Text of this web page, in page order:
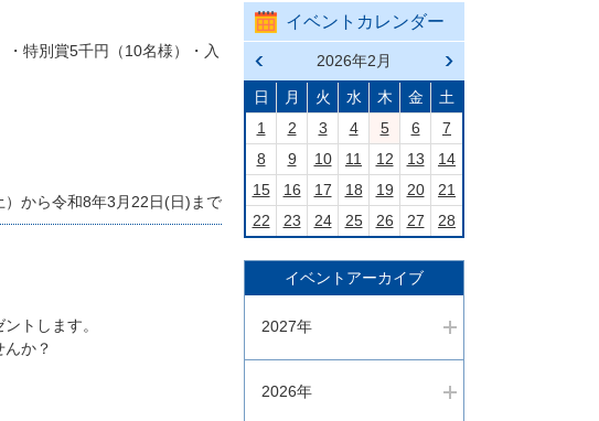
特別賞5千円（10名様）・入
から令和8年3月22日(日)まで
トします。
か？
イベントカレンダー
前の
月へ
戻る
2026年2月
次の
月へ
進む
日 月 火 水 木 金
土
1
2 3 4 5 6
7
8
9 10 11 12 13
14
15
16 17 18 19 20
21
22
23 24 25 26 27 28
イベントアーカイブ
2027年
2026年